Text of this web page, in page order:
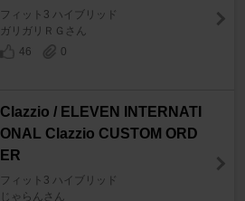
フィット3 ハイブリッド
ガリガリＲＧさん
46
0
Clazzio / ELEVEN INTERNATI
ONAL Clazzio CUSTOM ORD
ER
フィット3 ハイブリッド
じゃらんさん